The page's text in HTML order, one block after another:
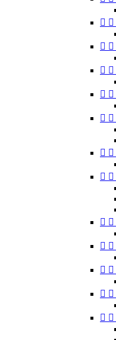
 
 
 
 
 
 
 
 
 
 
 
 